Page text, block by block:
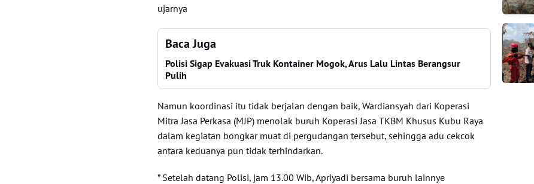
ujarnya
Baca Juga
Polisi Sigap Evakuasi Truk Kontainer Mogok, Arus Lalu Lintas Berangsur
Pulih
Namun koordinasi itu tidak berjalan dengan baik, Wardiansyah dari Koperasi
Mitra Jasa Perkasa (MJP) menolak buruh Koperasi Jasa TKBM Khusus Kubu Raya
dalam kegiatan bongkar muat di pergudangan tersebut, sehingga adu cekcok
antara keduanya pun tidak terhindarkan.
” Setelah datang Polisi, jam 13.00 Wib, Apriyadi bersama buruh lainnye